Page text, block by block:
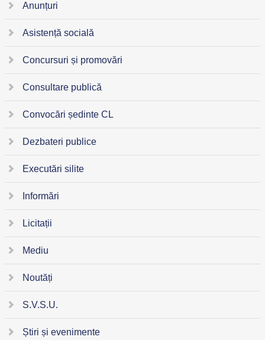
Anunțuri
Asistență socială
Concursuri și promovări
Consultare publică
Convocări ședinte CL
Dezbateri publice
Executări silite
Informări
Licitații
Mediu
Noutăți
S.V.S.U.
Știri și evenimente